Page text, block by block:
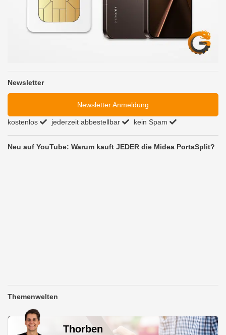
Newsletter
Newsletter Anmeldung
kostenlos jederzeit abbestellbar kein Spam
Neu auf YouTube: Warum kauft JEDER die Midea PortaSplit?
Themenwelten
Thorben